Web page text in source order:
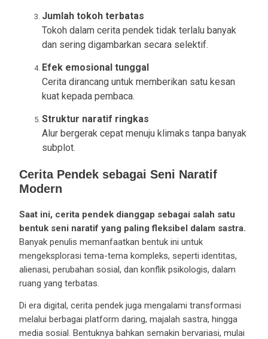
Jumlah tokoh terbatas
Tokoh dalam cerita pendek tidak terlalu banyak
dan sering digambarkan secara selektif.
Efek emosional tunggal
Cerita dirancang untuk memberikan satu kesan
kuat kepada pembaca.
Struktur naratif ringkas
Alur bergerak cepat menuju klimaks tanpa banyak
subplot.
Cerita Pendek sebagai Seni Naratif
Modern
Saat ini, cerita pendek dianggap sebagai salah satu
bentuk seni naratif yang paling fleksibel dalam sastra.
Banyak penulis memanfaatkan bentuk ini untuk
mengeksplorasi tema-tema kompleks, seperti identitas,
alienasi, perubahan sosial, dan konflik psikologis, dalam
ruang yang terbatas.
Di era digital, cerita pendek juga mengalami transformasi
melalui berbagai platform daring, majalah sastra, hingga
media sosial. Bentuknya bahkan semakin bervariasi, mulai